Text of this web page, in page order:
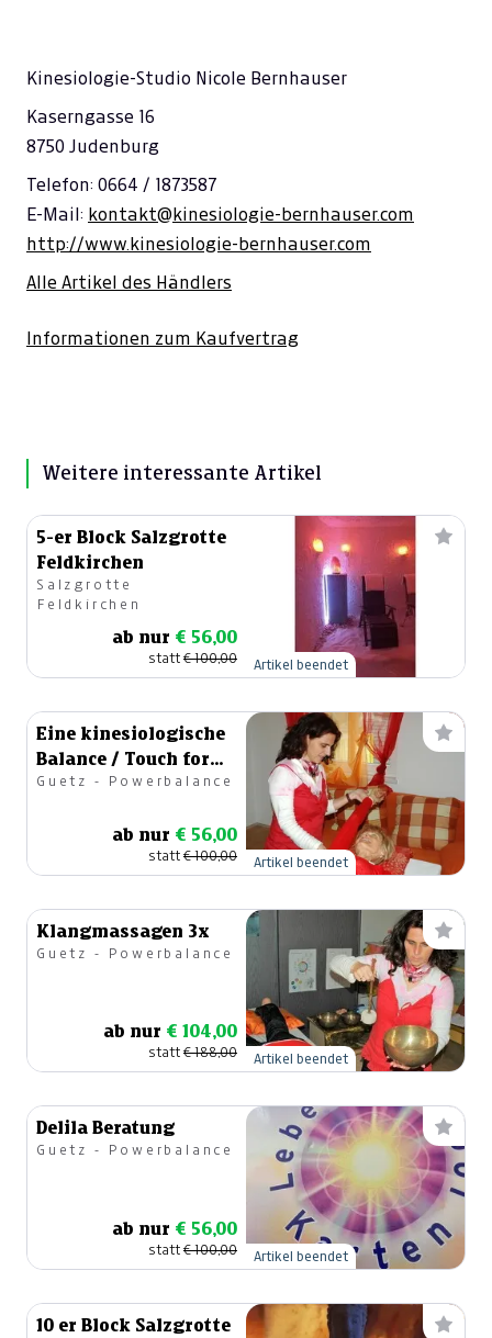
Kinesiologie-Studio Nicole Bernhauser
Kaserngasse 16
8750 Judenburg
Telefon: 0664 / 1873587
E-Mail: kontakt@kinesiologie-bernhauser.com
http://www.kinesiologie-bernhauser.com
Alle Artikel des Händlers
Informationen zum Kaufvertrag
Weitere interessante Artikel
5-er Block Salzgrotte
Feldkirchen
Salzgrotte
Feldkirchen
ab nur € 56,00
statt€ 100,00 Artikel beendet
Eine kinesiologische
Balance / Touch for
Health
Guetz - Powerbalance
ab nur € 56,00
statt€ 100,00 Artikel beendet
Klangmassagen 3x
Guetz - Powerbalance
ab nur € 104,00
statt€ 188,00 Artikel beendet
Delila Beratung
Guetz - Powerbalance
ab nur € 56,00
statt€ 100,00 Artikel beendet
10 er Block Salzgrotte